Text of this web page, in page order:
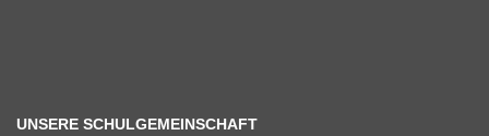
UNSERE SCHULGEMEINSCHAFT